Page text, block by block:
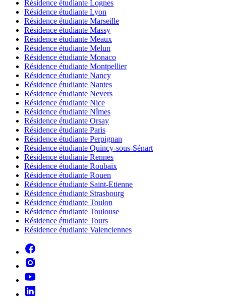
Résidence étudiante Lognes
Résidence étudiante Lyon
Résidence étudiante Marseille
Résidence étudiante Massy
Résidence étudiante Meaux
Résidence étudiante Melun
Résidence étudiante Monaco
Résidence étudiante Montpellier
Résidence étudiante Nancy
Résidence étudiante Nantes
Résidence étudiante Nevers
Résidence étudiante Nice
Résidence étudiante Nîmes
Résidence étudiante Orsay
Résidence étudiante Paris
Résidence étudiante Perpignan
Résidence étudiante Quincy-sous-Sénart
Résidence étudiante Rennes
Résidence étudiante Roubaix
Résidence étudiante Rouen
Résidence étudiante Saint-Etienne
Résidence étudiante Strasbourg
Résidence étudiante Toulon
Résidence étudiante Toulouse
Résidence étudiante Tours
Résidence étudiante Valenciennes